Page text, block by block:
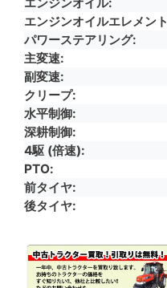
エンジンオイルエレメント
パワーステアリング
主変速
副変速
クリープ
水平制御
深耕制御
4駆 (倍速)
PTO
前タイヤ
後タイヤ